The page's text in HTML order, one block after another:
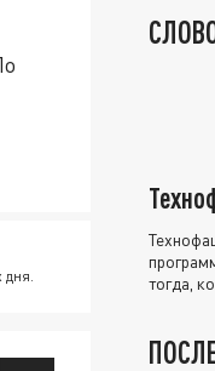
дня.
тогда,